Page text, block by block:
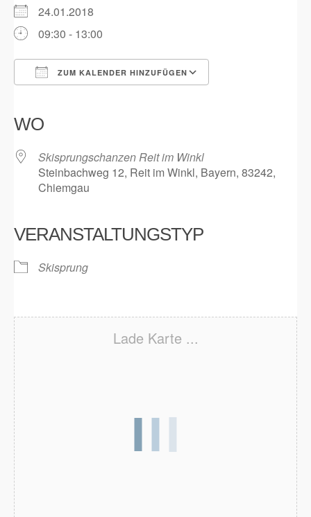
24.01.2018
09:30 - 13:00
ZUM KALENDER HINZUFÜGEN
WO
Skisprungschanzen Reit im Winkl
Steinbachweg 12, Reit im Winkl, Bayern, 83242,
Chiemgau
VERANSTALTUNGSTYP
Skisprung
Lade Karte ...